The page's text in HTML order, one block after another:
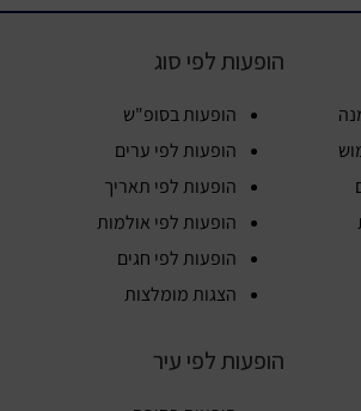
הופעות לפי סוג
הופעות בסופ"ש
הופעות לפי ערים
הופעות לפי תאריך
הופעות לפי אולמות
הופעות לפי חגים
הצגות מומלצות
הופעות לפי עיר